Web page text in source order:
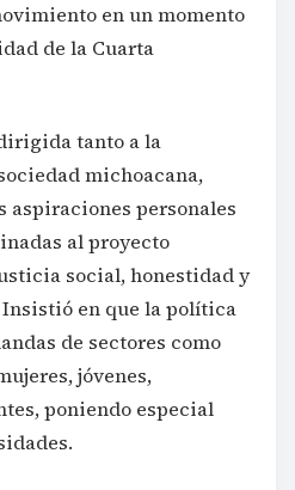
en un momento
de la Cuarta
tanto a la
michoacana,
aspiraciones personales
al proyecto
social, honestidad y
en que la política
de sectores como
jóvenes,
poniendo especial